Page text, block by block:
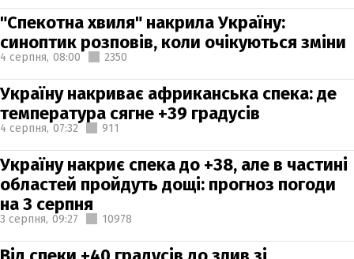
"Спекотна хвиля" накрила Україну:
синоптик розповів, коли очікуються зміни
4 серпня, 08:00 2350
Україну накриває африканська спека: де
температура сягне +39 градусів
4 серпня, 07:32 911
Україну накриє спека до +38, але в частині
областей пройдуть дощі: прогноз погоди
на 3 серпня
3 серпня, 09:27 10978